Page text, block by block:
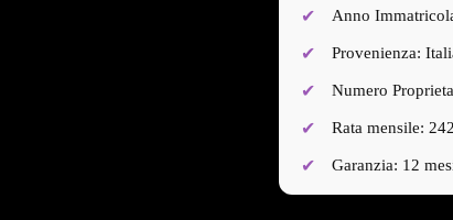
Anno
Provenienza:
Numero
Rata mensile:
Garanzia: 12